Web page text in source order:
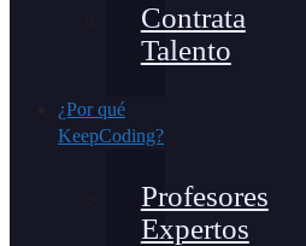
Contrata
Talento
¿Por qué
KeepCoding?
Profesores
Expertos